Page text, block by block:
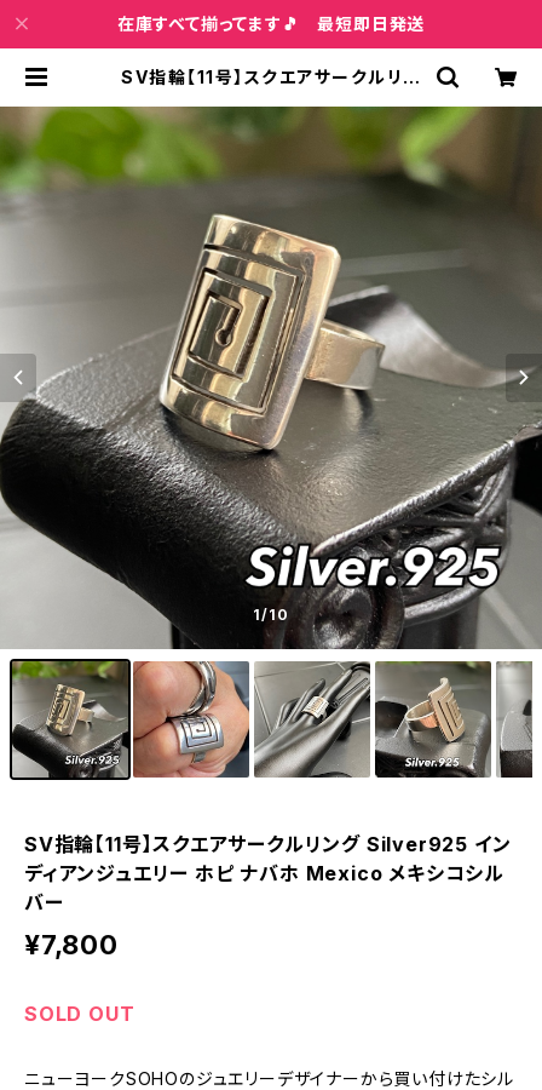
在庫すべて揃ってます🎵 最短即日発送
SV指輪【11号】スクエアサークルリン
ー ホピ ナバホ Mexico メキシコシ
ルバー | インポートファッション＆ジ
ュエリー Wish Bone VIP
1/10
SV指輪【11号】スクエアサークルリング Silver925 イン
ディアンジュエリー ホピ ナバホ Mexico メキシコシル
バー
¥7,800
SOLD OUT
ニューヨークSOHOのジュエリーデザイナーから買い付けたシル